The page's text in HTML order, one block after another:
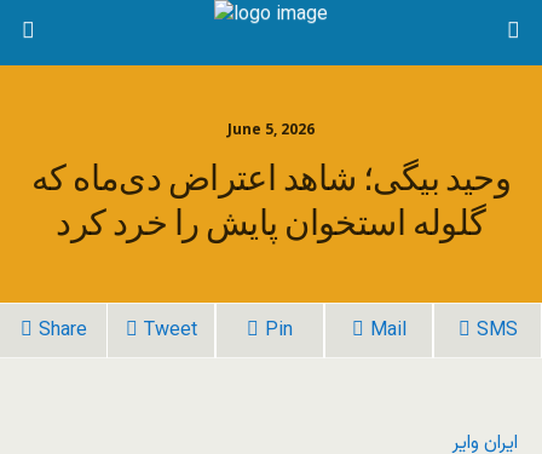
June 5, 2026
وحید بیگی؛ شاهد اعتراض دی‌ماه که
گلوله استخوان پایش را خرد کرد
Share Tweet Pin Mail SMS
ایران وایر